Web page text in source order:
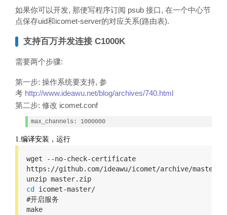
如果你可以开发, 那便写程序订阅 psub 接口, 在一个中心节
点保存uid和icomet-server的对应关系(路由表).
支持百万并发连接 C1000K
需要两个步骤:
第一步: 操作系统要支持, 参
考 http://www.ideawu.net/blog/archives/740.html
第二步: 修改 icomet.conf
max_channels: 1000000
1.编译安装，运行
wget --no-check-certificate
https://github.com/ideawu/icomet/archive/
cd
icomet-master/
#开启服务
make